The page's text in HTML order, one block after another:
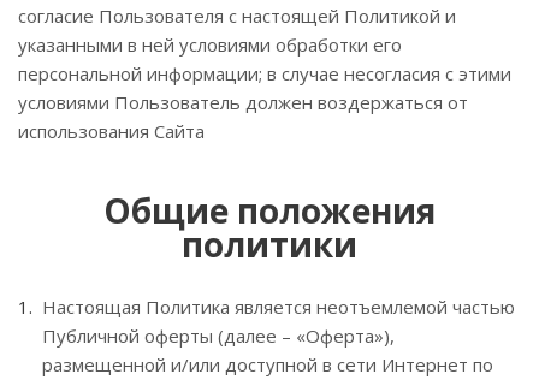
согласие Пользователя с настоящей Политикой и
указанными в ней условиями обработки его
персональной информации; в случае несогласия с этими
условиями Пользователь должен воздержаться от
использования Сайта
Общие положения
политики
Настоящая Политика является неотъемлемой частью
Публичной оферты (далее – «Оферта»),
размещенной и/или доступной в сети Интернет по